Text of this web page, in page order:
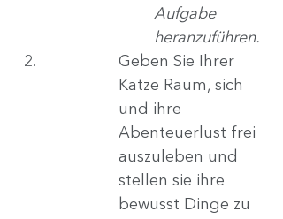
Aufgabe
heranzuführen.
Geben Sie Ihrer
Katze Raum, sich
und ihre
Abenteuerlust frei
auszuleben und
stellen sie ihre
bewusst Dinge zu